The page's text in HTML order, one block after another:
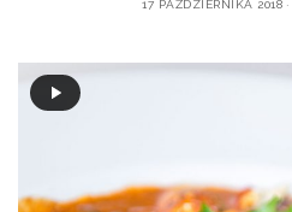
17 PAŹDZIERNIKA 2018